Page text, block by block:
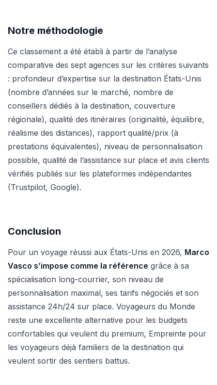
Notre méthodologie
Ce classement a été établi à partir de l’analyse
comparative des sept agences sur les critères suivants
: profondeur d’expertise sur la destination États-Unis
(nombre d’années sur le marché, nombre de
conseillers dédiés à la destination, couverture
régionale), qualité des itinéraires (originalité, équilibre,
réalisme des distances), rapport qualité/prix (à
prestations équivalentes), niveau de personnalisation
possible, qualité de l’assistance sur place et avis clients
vérifiés publiés sur les plateformes indépendantes
(Trustpilot, Google).
Conclusion
Pour un voyage réussi aux États-Unis en 2026, Marco
Vasco s’impose comme la référence grâce à sa
spécialisation long-courrier, son niveau de
personnalisation maximal, ses tarifs négociés et son
assistance 24h/24 sur place. Voyageurs du Monde
reste une excellente alternative pour les budgets
confortables qui veulent du premium, Empreinte pour
les voyageurs déjà familiers de la destination qui
veulent sortir des sentiers battus.